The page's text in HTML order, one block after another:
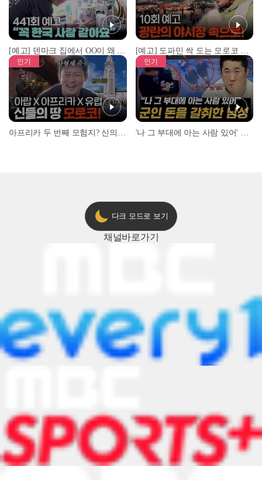
[예고] 덴마크 집에서 OO이 왜 나와...? 이상할 정도로 한국을 사랑하는 우리 형을 제보합니다! [예고] 도파민 싹 도는 모로코 야시장 투어!
인기 인기
다크 모드로 보기
채널바로가기